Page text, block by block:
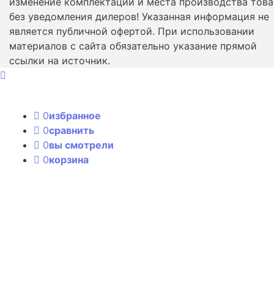
без уведомления дилеров! Указанная информация не
является публичной офертой. При использовании
материалов с сайта обязательно указание прямой
ссылки на источник.
0избранное
0сравнить
0вы смотрели
0корзина